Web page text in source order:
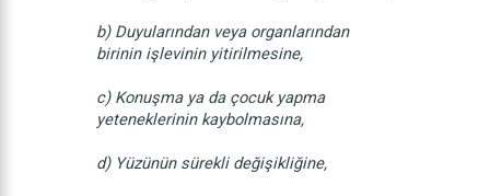
b) Duyularından veya organlarından
birinin işlevinin yitirilmesine,
c) Konuşma ya da çocuk yapma
yeteneklerinin kaybolmasına,
d) Yüzünün sürekli değişikliğine,